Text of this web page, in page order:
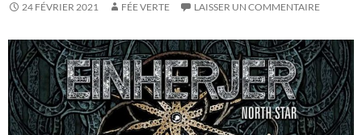
24 FÉVRIER 2021 FÉE VERTE LAISSER UN COMMENTAIRE